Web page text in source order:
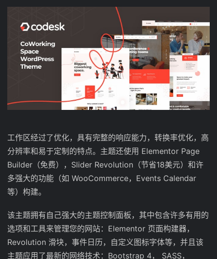
工作区经过了优化，具有完整的响应能力，转换率优化，高
分辨率和易于定制的特点。主题还使用 Elementor Page
Builder（免费），Slider Revolution（节省18美元）和许
多强大的功能（如 WooCommerce，Events Calendar
等）构建。
该主题拥有自己强大的主题控制面板，其中包含许多有用的
选项和工具来管理您的网站：Elementor 页面构建器，
Revolution 滑块，事件日历，自定义图标字体等，并且该
主题应用了最新的网络技术：Bootstrap 4， SASS，